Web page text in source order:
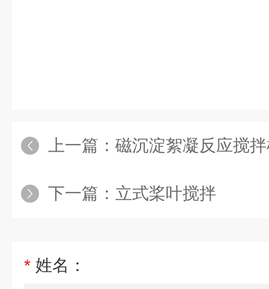
上一篇： 磁沉淀絮凝反应搅
下一篇： 立式桨叶搅拌
* 姓名：